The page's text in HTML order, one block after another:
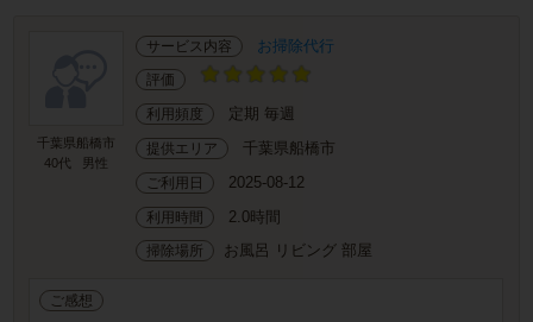
千葉県船橋市
40代
男性
サービス内容 お掃除代行
評価
利用頻度 定期 毎週
提供エリア 千葉県船橋市
ご利用日 2025-08-12
利用時間 2.0時間
掃除場所 お風呂 リビング 部屋
ご感想